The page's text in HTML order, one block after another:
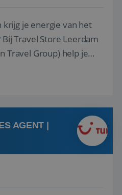
krijg je energie van het
Travel Group) help je
van elke reis een
j...
AGENT |